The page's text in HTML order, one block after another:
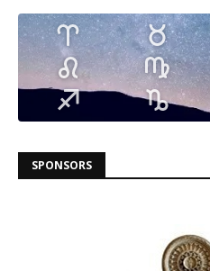
SPONSORS